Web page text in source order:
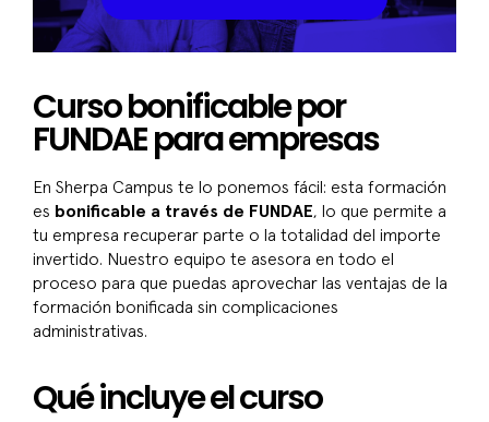
Curso bonificable por
FUNDAE para empresas
En Sherpa Campus te lo ponemos fácil: esta formación
es bonificable a través de FUNDAE, lo que permite a
tu empresa recuperar parte o la totalidad del importe
invertido. Nuestro equipo te asesora en todo el
proceso para que puedas aprovechar las ventajas de la
formación bonificada sin complicaciones
administrativas.
Qué incluye el curso